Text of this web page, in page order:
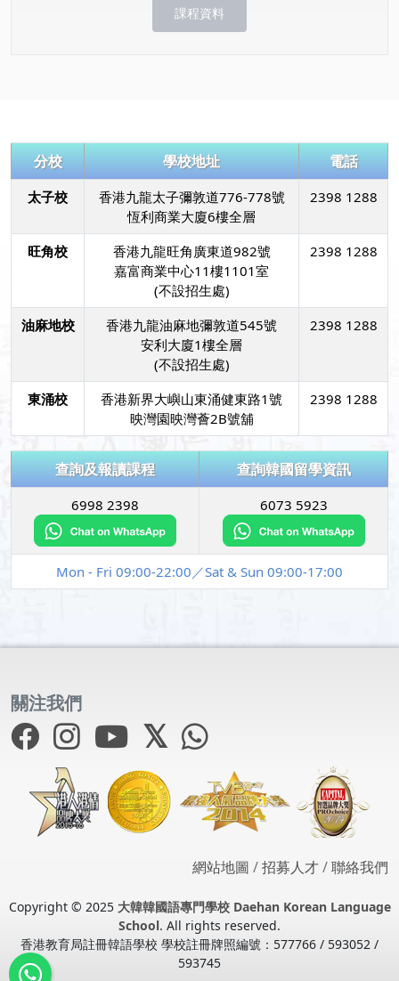
課程資料
分校 學校地址 電話
太子校
香港九龍太子彌敦道776-778號
恆利商業大廈6樓全層
2398 1288
旺角校
香港九龍旺角廣東道982號
嘉富商業中心11樓1101室
(不設招生處)
2398 1288
油麻地校
香港九龍油麻地彌敦道545號
安利大廈1樓全層
(不設招生處)
2398 1288
東涌校
香港新界大嶼山東涌健東路1號
映灣園映灣薈2B號舖
2398 1288
查詢及報讀課程 查詢韓國留學資訊
6998 2398 6073 5923
Mon - Fri 09:00-22:00／Sat & Sun 09:00-17:00
關注我們
網站地圖 /招募人才/聯絡我們
Copyright © 2025 大韓韓國語專門學校 Daehan Korean Language
School. All rights reserved.
香港教育局註冊韓語學校 學校註冊牌照編號：577766 / 593052 /
593745